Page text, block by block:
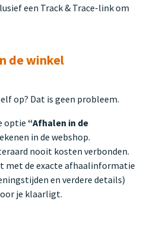
een Track & Trace-link om
de winkel
op? Dat is geen probleem.
optie “Afhalen in de
in de webshop.
nooit kosten verbonden.
met de exacte afhaalinformatie
en verdere details)
je klaarligt.